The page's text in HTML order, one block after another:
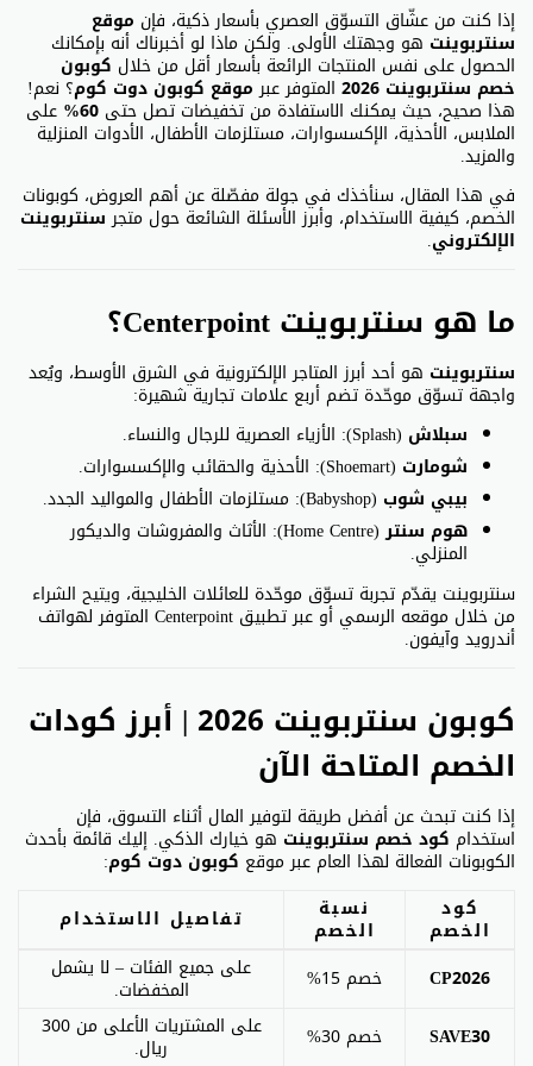
إذا كنت من عشّاق التسوّق العصري بأسعار ذكية، فإن موقع
سنتربوينت هو وجهتك الأولى. ولكن ماذا لو أخبرناك أنه بإمكانك
الحصول على نفس المنتجات الرائعة بأسعار أقل من خلال كوبون
خصم سنتربوينت 2026 المتوفر عبرموقع كوبون دوت كوم؟ نعم!
هذا صحيح، حيث يمكنك الاستفادة من تخفيضات تصل حتى 60% على
الملابس، الأحذية، الإكسسوارات، مستلزمات الأطفال، الأدوات المنزلية
والمزيد.
في هذا المقال، سنأخذك في جولة مفصّلة عن أهم العروض، كوبونات
الخصم، كيفية الاستخدام، وأبرز الأسئلة الشائعة حول متجرسنتربوينت
الإلكتروني.
ما هو سنتربوينت Centerpoint؟
سنتربوينت هو أحد أبرز المتاجر الإلكترونية في الشرق الأوسط، ويُعد
واجهة تسوّق موحّدة تضم أربع علامات تجارية شهيرة:
سبلاش (Splash): الأزياء العصرية للرجال والنساء.
شومارت (Shoemart): الأحذية والحقائب والإكسسوارات.
بيبي شوب (Babyshop): مستلزمات الأطفال والمواليد الجدد.
هوم سنتر
(Home Centre): الأثاث والمفروشات والديكور
المنزلي.
سنتربوينت يقدّم تجربة تسوّق موحّدة للعائلات الخليجية، ويتيح الشراء
من خلال موقعه الرسمي أو عبر تطبيق Centerpoint المتوفر لهواتف
أندرويد وآيفون.
كوبون سنتربوينت 2026 | أبرز كودات
الخصم المتاحة الآن
إذا كنت تبحث عن أفضل طريقة لتوفير المال أثناء التسوق، فإن
استخدام كود خصم سنتربوينت هو خيارك الذكي. إليك قائمة بأحدث
الكوبونات الفعالة لهذا العام عبر موقع كوبون دوت كوم:
كود
الخصم
نسبة
الخصم
تفاصيل الاستخدام
CP2026
خصم 15% على جميع الفئات – لا يشمل
المخفضات.
SAVE30
خصم 30% على المشتريات الأعلى من 300
ريال.